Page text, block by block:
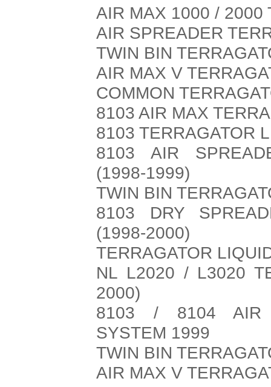
AIR MAX 1000 / 2000
AIR SPREADER
TWIN BIN
AIR MAX V
COMMON
8103 AIR MAX
8103 TERRAGATOR
8103 AIR
(1998-1999)
TWIN BIN
8103 DRY
(1998-2000)
TERRAGATOR
NL L2020 / L3020
2000)
8103 / 8104 AIR
SYSTEM 1999
TWIN BIN
AIR MAX V